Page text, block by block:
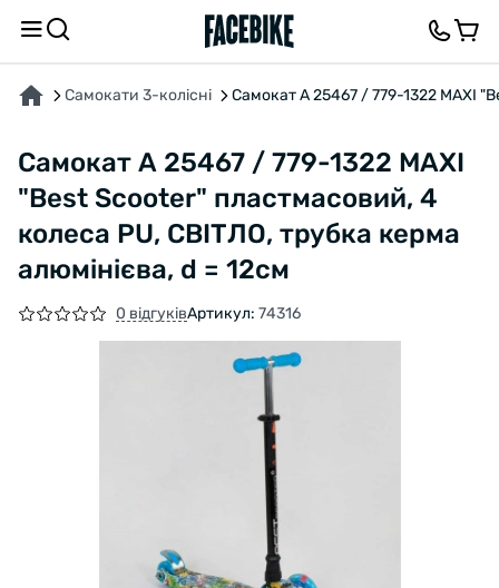
Самокати 3-колісні Самокат А 25467 / 779-1322 MAXI
Самокат А 25467 / 779-1322 MAXI
"Best Scooter" пластмасовий, 4
колеса PU, СВІТЛО, трубка керма
алюмінієва, d = 12см
0 відгуківАртикул: 74316
ПРО ТОВАР ХАРАКТЕРИСТИКИВІДГУКИ ТА ЗАПИТАННЯ